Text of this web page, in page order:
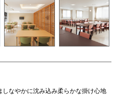
なやかに沈み込み柔らかな掛け心地